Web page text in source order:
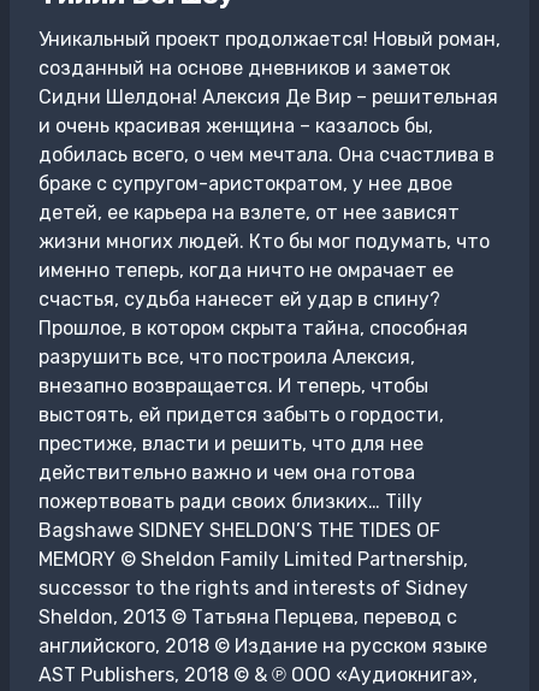
Уникальный проект продолжается! Новый роман,
созданный на основе дневников и заметок
Сидни Шелдона! Алексия Де Вир – решительная
и очень красивая женщина – казалось бы,
добилась всего, о чем мечтала. Она счастлива в
браке с супругом-аристократом, у нее двое
детей, ее карьера на взлете, от нее зависят
жизни многих людей. Кто бы мог подумать, что
именно теперь, когда ничто не омрачает ее
счастья, судьба нанесет ей удар в спину?
Прошлое, в котором скрыта тайна, способная
разрушить все, что построила Алексия,
внезапно возвращается. И теперь, чтобы
выстоять, ей придется забыть о гордости,
престиже, власти и решить, что для нее
действительно важно и чем она готова
пожертвовать ради своих близких… Tilly
Bagshawe SIDNEY SHELDON’S THE TIDES OF
MEMORY © Sheldon Family Limited Partnership,
successor to the rights and interests of Sidney
Sheldon, 2013 © Татьяна Перцева, перевод с
английского, 2018 © Издание на русском языке
AST Publishers, 2018 © & ℗ ООО «Аудиокнига»,